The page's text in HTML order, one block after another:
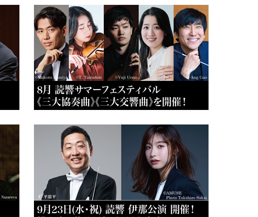
8月 読響サマーフェスティバル
《三大協奏曲》《三大交響曲》を開催！
9月23日(水・祝) 読響 伊那公演 開催！